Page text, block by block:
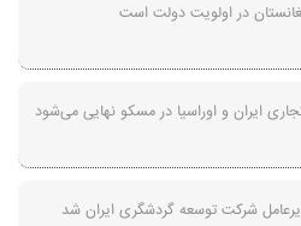
در اولویت دولت است
ایران و اوراسیا در مسکو نهایی می‌شود
شرکت توسعه گردشگری ایران شد